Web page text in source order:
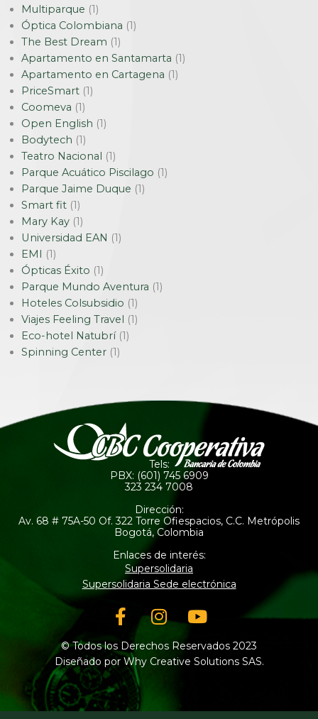
Multiparque (1)
Óptica Colombiana (1)
The Best Dream (1)
Apartamento en Santamarta (1)
Apartamento en Cartagena (1)
PriceSmart (1)
Coomeva (1)
Open English (1)
Bodytech (1)
Teatro Nacional (1)
Parque Acuático Piscilago (1)
Parque Jaime Duque (1)
Smart fit (1)
Mary Kay (1)
Universidad EAN (1)
EMI (1)
Ópticas Éxito (1)
Parque Mundo Aventura (1)
Hoteles Colsubsidio (1)
Viajes Feeling Travel (1)
Eco-hotel Natubrí(1)
Spinning Center (1)
Tels:
PBX: (601) 745 6909
323 234 7008
Dirección:
Av. 68 # 75A-50 Of. 322 Torre Ofiespacios, C.C. Metrópolis
Bogotá, Colombia
Enlaces de interés:
Supersolidaria
Supersolidaria Sede electrónica
Facebook-
f
Instagram
Youtube
© Todos los Derechos Reservados 2023
Diseñado por Why Creative Solutions SAS.